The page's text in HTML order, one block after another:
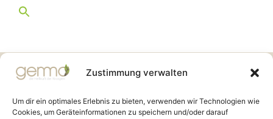
Zustimmung verwalten
Um dir ein optimales Erlebnis zu bieten, verwenden wir Technologien wie
Cookies, um Geräteinformationen zu speichern und/oder darauf
Gemmo Community
Birkenstr. 7
CH-6003 Luzern